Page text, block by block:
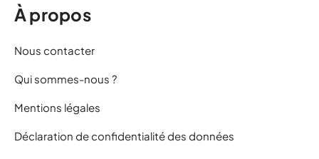
À propos
Nous contacter
Qui sommes-nous ?
Mentions légales
Déclaration de confidentialité des données